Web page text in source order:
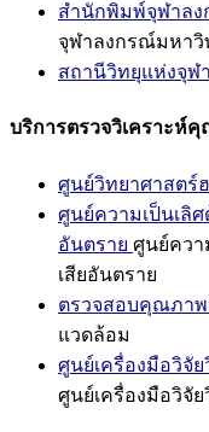
สำนักพิมพ์จุฬาล
จุฬาลงกรณ์มหาวิ
สถานีวิทยุแห่งจุฬ
บริการตรวจวิเคราะห์
ศูนย์วิทยาศาสตร์
ศูนย์ความเป็นเลิ
อันตราย ศูนย์ควา
เสียอันตราย
ตรวจสอบคุณภาพ
แวดล้อม
ศูนย์เครื่องมือวิจั
ศูนย์เครื่องมือวิจั